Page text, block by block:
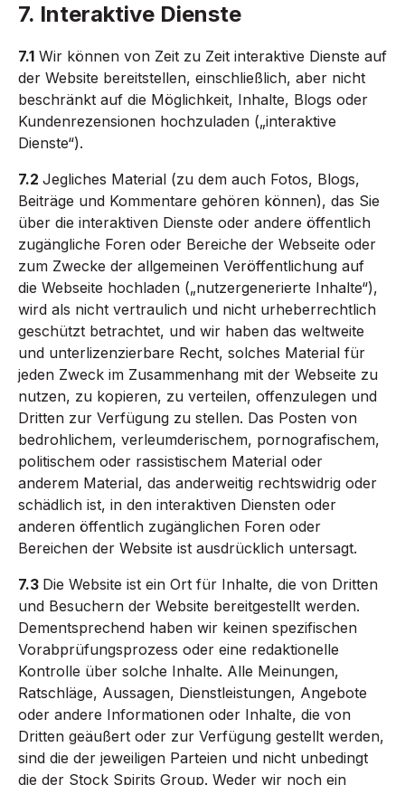
7. Interaktive Dienste
7.1 Wir können von Zeit zu Zeit interaktive Dienste auf
der Website bereitstellen, einschließlich, aber nicht
beschränkt auf die Möglichkeit, Inhalte, Blogs oder
Kundenrezensionen hochzuladen („interaktive
Dienste“).
7.2 Jegliches Material (zu dem auch Fotos, Blogs,
Beiträge und Kommentare gehören können), das Sie
über die interaktiven Dienste oder andere öffentlich
zugängliche Foren oder Bereiche der Webseite oder
zum Zwecke der allgemeinen Veröffentlichung auf
die Webseite hochladen („nutzergenerierte Inhalte“),
wird als nicht vertraulich und nicht urheberrechtlich
geschützt betrachtet, und wir haben das weltweite
und unterlizenzierbare Recht, solches Material für
jeden Zweck im Zusammenhang mit der Webseite zu
nutzen, zu kopieren, zu verteilen, offenzulegen und
Dritten zur Verfügung zu stellen. Das Posten von
bedrohlichem, verleumderischem, pornografischem,
politischem oder rassistischem Material oder
anderem Material, das anderweitig rechtswidrig oder
schädlich ist, in den interaktiven Diensten oder
anderen öffentlich zugänglichen Foren oder
Bereichen der Website ist ausdrücklich untersagt.
7.3 Die Website ist ein Ort für Inhalte, die von Dritten
und Besuchern der Website bereitgestellt werden.
Dementsprechend haben wir keinen spezifischen
Vorabprüfungsprozess oder eine redaktionelle
Kontrolle über solche Inhalte. Alle Meinungen,
Ratschläge, Aussagen, Dienstleistungen, Angebote
oder andere Informationen oder Inhalte, die von
Dritten geäußert oder zur Verfügung gestellt werden,
sind die der jeweiligen Parteien und nicht unbedingt
die der Stock Spirits Group. Weder wir noch ein